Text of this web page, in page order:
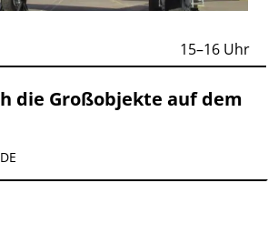
15–16 Uhr
die Großobjekte auf dem